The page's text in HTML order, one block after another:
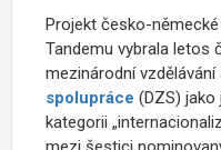
Projekt česko-
Tandemu vybrala letos
mezinárodní vzdělávání
spolupráce (DZS) jako
kategorii